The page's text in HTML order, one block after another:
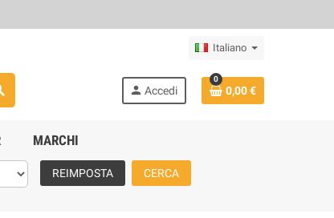
Italiano
person Accedi
0
0,00 €
MARCHI
REIMPOSTA CERCA